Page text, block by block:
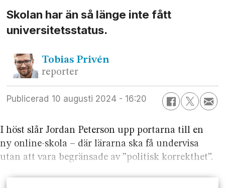
Skolan har än så länge inte fått
universitetsstatus.
Tobias Privén
reporter
Publicerad 10 augusti 2024 - 16:20
I höst slår Jordan Peterson upp portarna till en
ny online-skola – där lärarna ska få undervisa
utan att vara begränsade av ”politisk korrekthet”.